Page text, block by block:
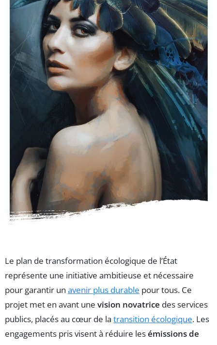
Le plan de transformation écologique de l’État
représente une initiative ambitieuse et nécessaire
pour garantir un avenir plus durable pour tous. Ce
projet met en avant une vision novatrice des services
publics, placés au cœur de la transition écologique. Les
engagements pris visent à réduire lesémissions de